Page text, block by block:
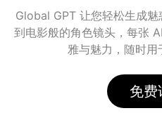
Global GPT 让您轻松生成
到电影般的角色镜头，每张
雅与魅力，随时用
免费